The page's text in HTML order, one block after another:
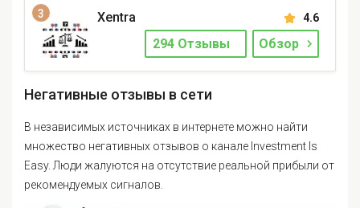
Xentra 4.6
294 Отзывы Обзор
Негативные отзывы в сети
В независимых источниках в интернете можно найти
множество негативных отзывов о канале Investment Is
Easy. Люди жалуются на отсутствие реальной прибыли от
рекомендуемых сигналов.